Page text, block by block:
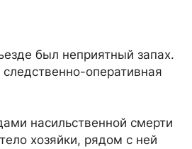
был неприятный запах.
оперативная
насильственной смерти
хозяйки, рядом с ней